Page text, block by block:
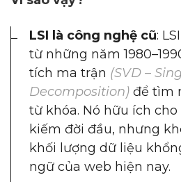
LSI là công nghệ cũ:
từ những năm
tích ma trận (SVD –
Decomposition) để tìm
từ khóa. Nó hữu ích
kiếm đời đầu, nhưng
khối lượng dữ liệu
ngữ của web hiện nay.